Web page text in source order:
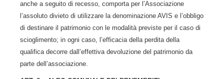
anche a seguito di recesso, comporta per l’Associazione
l’assoluto divieto di utilizzare la denominazione AVIS e l’obbligo
di destinare il patrimonio con le modalità previste per il caso di
scioglimento; in ogni caso, l’efficacia della perdita della
qualifica decorre dall’effettiva devoluzione del patrimonio da
parte dell’associazione.